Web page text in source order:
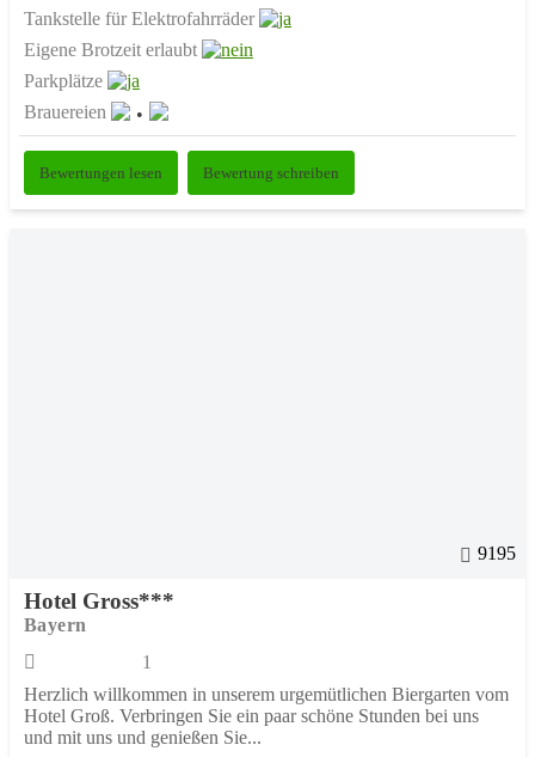
Tankstelle für Elektrofahrräder
Eigene Brotzeit erlaubt
Parkplätze
Brauereien
Bewertungen lesen Bewertung schreiben
9195
Hotel Gross***
Bayern
1
Herzlich willkommen in unserem urgemütlichen Biergarten vom
Hotel Groß. Verbringen Sie ein paar schöne Stunden bei uns
und mit uns und genießen Sie...